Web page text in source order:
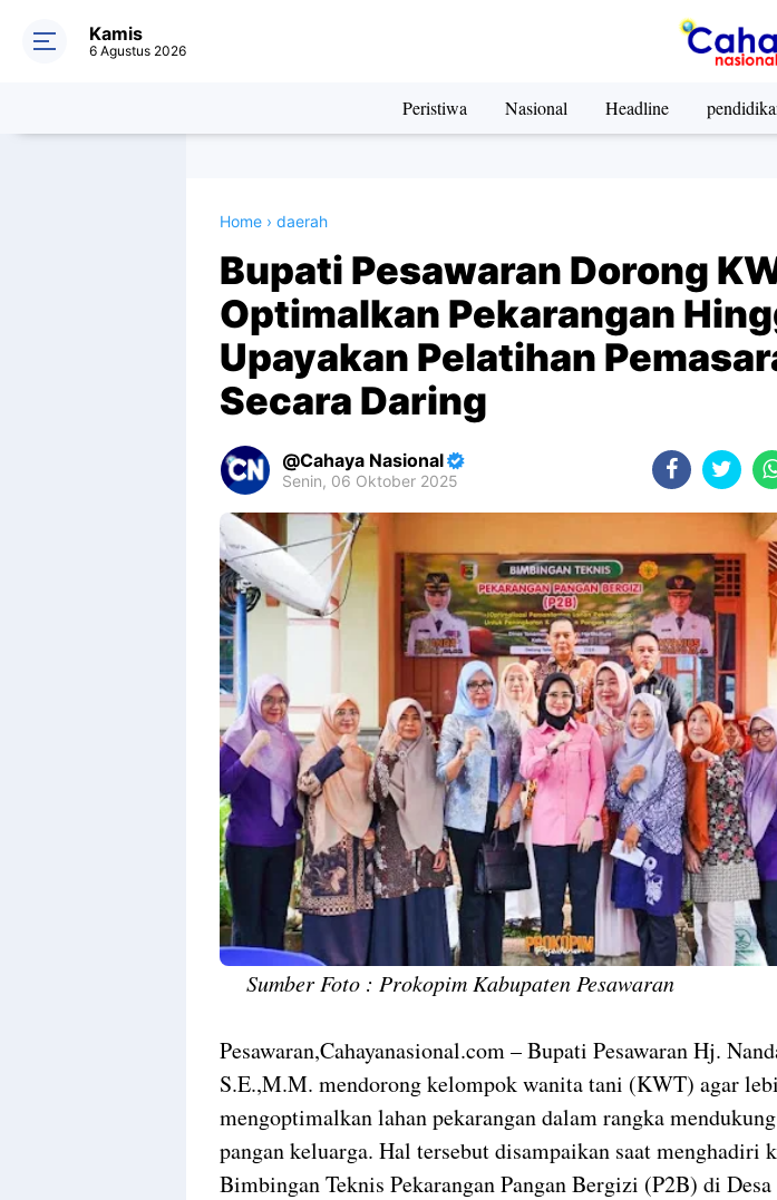
Kamis
6 Agustus 2026
Peristiwa Nasional Headline
Home › daerah
Bupati Pesawaran Dorong
Optimalkan Pekarangan
Upayakan Pelatihan
Secara Daring
Cahaya Nasional
Senin, 06 Oktober 2025
Premium
By
Raushan
Design
With
Shroff
Templates
Sumber Foto : Prokopim Kabupaten Pesawaran
Pesawaran,Cahayanasional.com – Bupati Pesawaran Hj.
S.E.,M.M. mendorong kelompok wanita tani (KWT) agar
mengoptimalkan lahan pekarangan dalam rangka
pangan keluarga. Hal tersebut disampaikan saat menghadiri
Bimbingan Teknis Pekarangan Pangan Bergizi (P2B) di Desa